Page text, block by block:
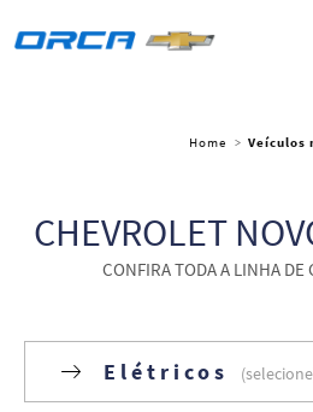
Home Veículos
CHEVROLET
CONFIRA TODA A LINHA DE
Elétricos